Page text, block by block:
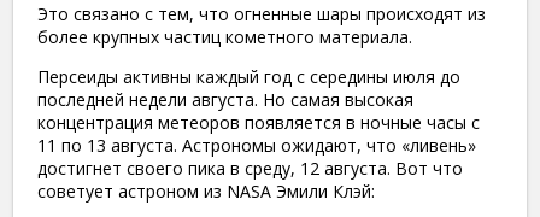
Это связано с тем, что огненные шары происходят из
более крупных частиц кометного материала.
Персеиды активны каждый год с середины июля до
последней недели августа. Но самая высокая
концентрация метеоров появляется в ночные часы с
11 по 13 августа. Астрономы ожидают, что «ливень»
достигнет своего пика в среду, 12 августа. Вот что
советует астроном из NASA Эмили Клэй: